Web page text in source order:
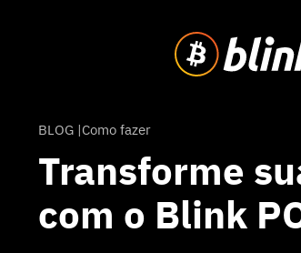
BLOG |Como fazer
Transforme
com o Blink